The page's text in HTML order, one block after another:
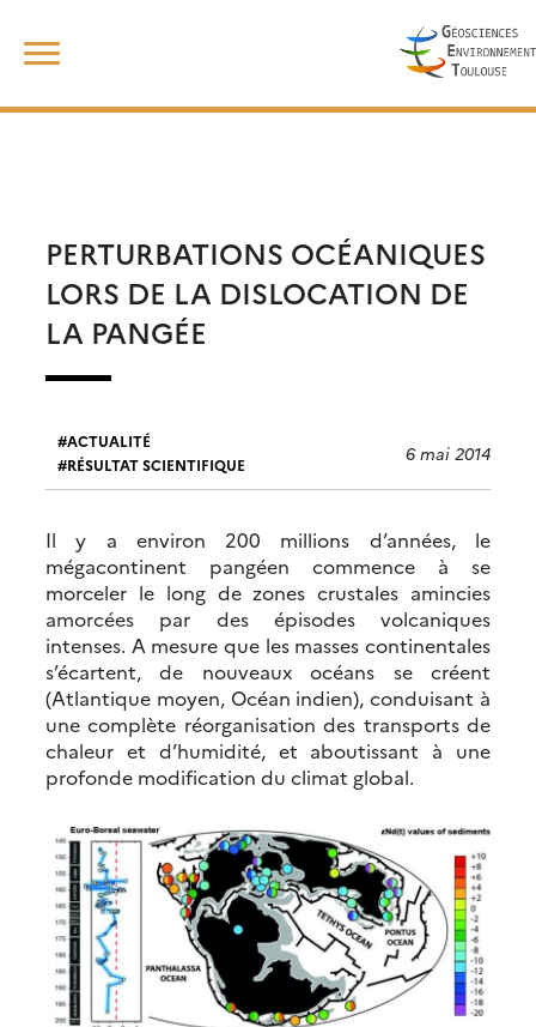
content
PERTURBATIONS OCÉANIQUES
LORS DE LA DISLOCATION DE
LA PANGÉE
ACTUALITÉ
RÉSULTAT SCIENTIFIQUE
6 mai 2014
Il y a environ 200 millions d’années, le
mégacontinent pangéen commence à se
morceler le long de zones crustales amincies
amorcées par des épisodes volcaniques
intenses. A mesure que les masses continentales
s’écartent, de nouveaux océans se créent
(Atlantique moyen, Océan indien), conduisant à
une complète réorganisation des transports de
chaleur et d’humidité, et aboutissant à une
profonde modification du climat global.